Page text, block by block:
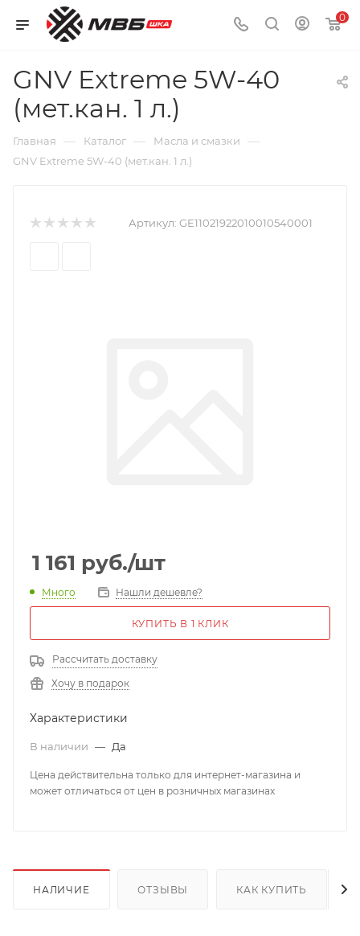
0
GNV Extreme 5W-40
(мет.кан. 1 л.)
Главная — Каталог — Масла и смазки —
GNV Extreme 5W-40 (мет.кан. 1 л.)
Артикул: GE11021922010010540001
1 161 руб./шт
Много Нашли дешевле?
КУПИТЬ В 1 КЛИК
Рассчитать доставку
Хочу в подарок
Характеристики
В наличии — Да
Цена действительна только для интернет-магазина и
может отличаться от цен в розничных магазинах
НАЛИЧИЕ ОТЗЫВЫ КАК КУПИТЬ